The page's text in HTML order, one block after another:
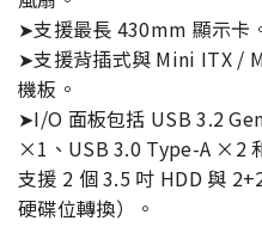
➤支援最長 430mm 顯示卡
➤支援背插式與 Mini ITX /
機板。
➤I/O 面板包括 USB 3.2
×1、USB 3.0 Type-A ×2
支援 2 個 3.5 吋 HDD 與
硬碟位轉換）。